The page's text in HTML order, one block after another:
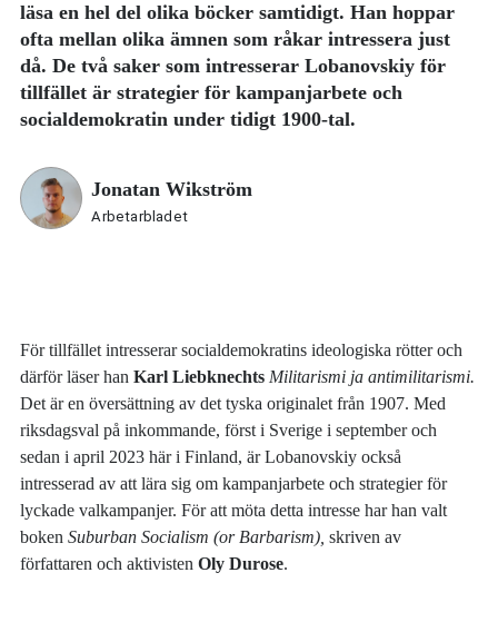
läsa en hel del olika böcker samtidigt. Han hoppar
ofta mellan olika ämnen som råkar intressera just
då. De två saker som intresserar Lobanovskiy för
tillfället är strategier för kampanjarbete och
socialdemokratin under tidigt 1900-tal.
Jonatan Wikström
Arbetarbladet
För tillfället intresserar socialdemokratins ideologiska rötter och
därför läser hanKarl Liebknechts Militarismi ja antimilitarismi.
Det är en översättning av det tyska originalet från 1907. Med
riksdagsval på inkommande, först i Sverige i september och
sedan i april 2023 här i Finland, är Lobanovskiy också
intresserad av att lära sig om kampanjarbete och strategier för
lyckade valkampanjer. För att möta detta intresse har han valt
bokenSuburban Socialism (or Barbarism),skriven av
författaren och aktivistenOly Durose.